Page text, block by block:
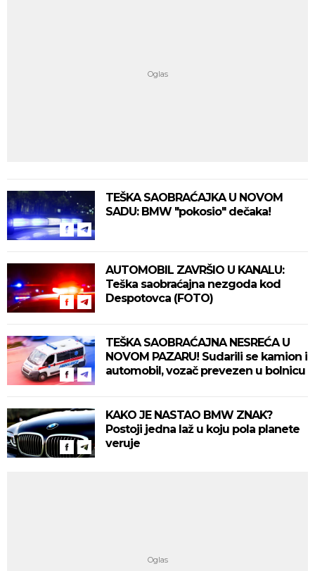
TEŠKA SAOBRAĆAJKA U NOVOM
SADU: BMW "pokosio" dečaka!
AUTOMOBIL ZAVRŠIO U KANALU:
Teška saobraćajna nezgoda kod
Despotovca (FOTO)
TEŠKA SAOBRAĆAJNA NESREĆA U
NOVOM PAZARU! Sudarili se kamion i
automobil, vozač prevezen u bolnicu
KAKO JE NASTAO BMW ZNAK?
Postoji jedna laž u koju pola planete
veruje